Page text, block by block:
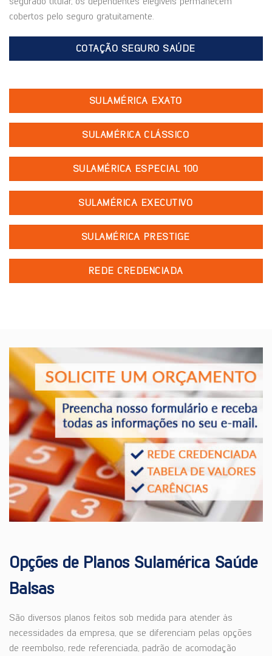
cobertos pelo seguro gratuitamente.
COTAÇÃO SEGURO SAÚDE
SULAMÉRICA EXATO
SULAMÉRICA CLÁSSICO
SULAMÉRICA ESPECIAL 100
SULAMÉRICA EXECUTIVO
SULAMÉRICA PRESTIGE
REDE CREDENCIADA
Opções de Planos Sulamérica Saúde
Balsas
São diversos planos feitos sob medida para atender às
necessidades da empresa, que se diferenciam pelas opções
de reembolso, rede referenciada, padrão de acomodação